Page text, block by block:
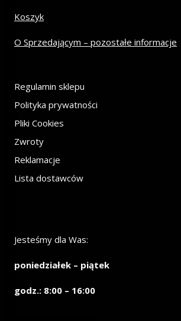
Koszyk
O Sprzedającym – pozostałe informacje
Regulamin sklepu
Polityka prywatności
Pliki Cookies
Zwroty
Reklamacje
Lista dostawców
Jesteśmy dla Was:
poniedziałek – piątek
godz.: 8:00 – 16:00